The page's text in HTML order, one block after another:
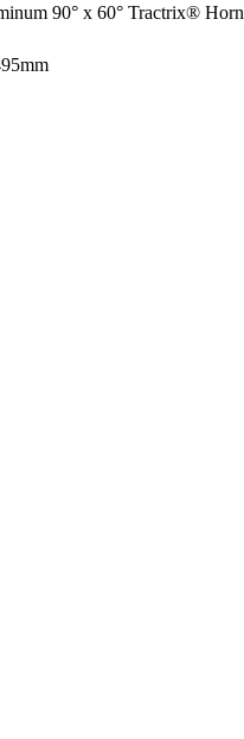
90° x 60° Tractrix® Horn